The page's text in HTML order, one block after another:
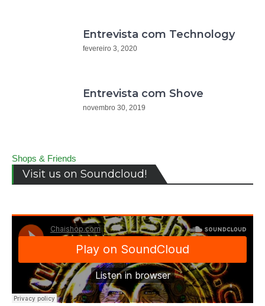
Entrevista com Technology
fevereiro 3, 2020
Entrevista com Shove
novembro 30, 2019
Shops & Friends
Visit us on Soundcloud!